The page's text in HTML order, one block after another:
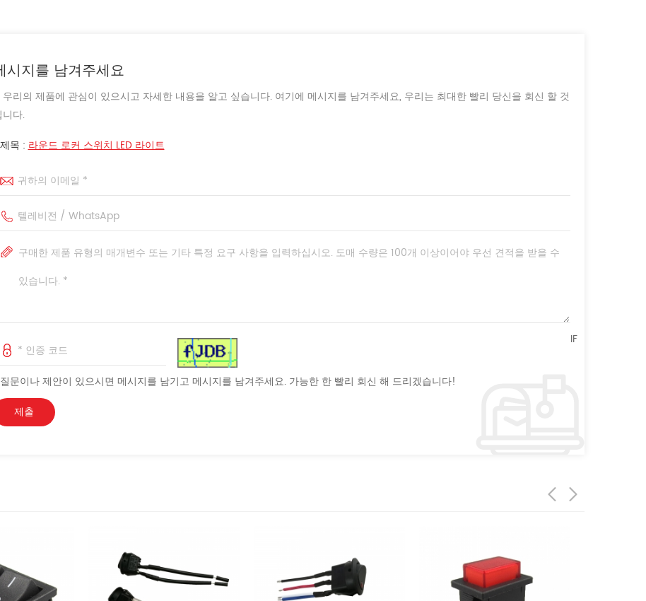
시지를 남겨주세요
우리의 제품에 관심이 있으시고 자세한 내용을 알고 싶습니다. 여기에 메시지를 남겨주세요, 우리는 최대한 빨리 당신을 회신 할 것
니다.
제목 :라운드 로커 스위치 LED 라이트
IF
질문이나 제안이 있으시면 메시지를 남기고 메시지를 남겨주세요. 가능한 한 빨리 회신 해 드리겠습니다!